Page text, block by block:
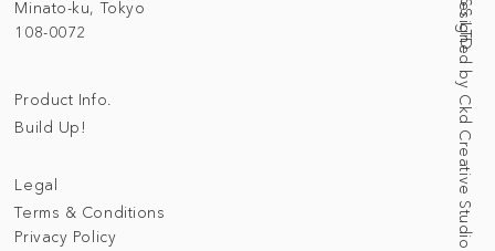
Minato-ku, Tokyo
108-0072
Web Designed by Ckd Creative Studio
Legal
Terms & Conditions
Privacy Policy
Product Info.
Build Up!